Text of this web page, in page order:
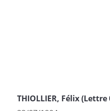
THIOLLIER, Félix